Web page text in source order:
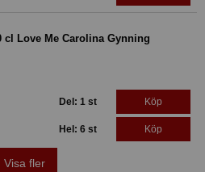
cl Love Me Carolina Gynning
Del: 1 st Köp
Hel: 6 st Köp
Visa fler